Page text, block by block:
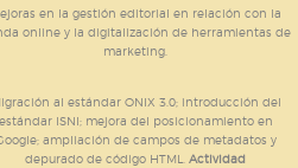
en la gestión editorial en relación con la
online y la digitalización de herramientas de
marketing.
al estándar ONIX 3.0; introducción del
estándar ISNI; mejora del posicionamiento en
ampliación de campos de metadatos y
depurado de código HTML.Actividad